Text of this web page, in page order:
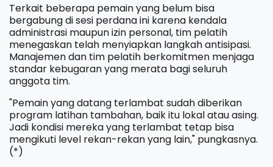
​Terkait beberapa pemain yang belum bisa
bergabung di sesi perdana ini karena kendala
administrasi maupun izin personal, tim pelatih
menegaskan telah menyiapkan langkah antisipasi.
Manajemen dan tim pelatih berkomitmen menjaga
standar kebugaran yang merata bagi seluruh
anggota tim.
​"Pemain yang datang terlambat sudah diberikan
program latihan tambahan, baik itu lokal atau asing.
Jadi kondisi mereka yang terlambat tetap bisa
mengikuti level rekan-rekan yang lain," pungkasnya.
(*)